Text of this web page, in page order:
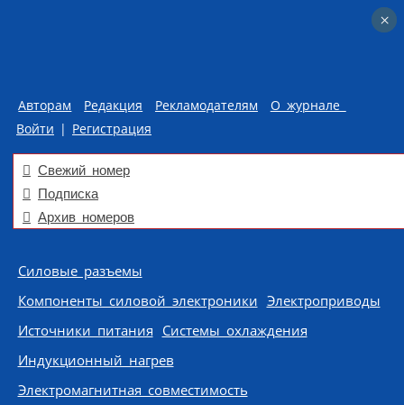
Авторам Редакция Рекламодателям
О журнале
Войти | Регистрация
Свежий номер
Подписка
Архив номеров
Skip to content
Силовые разъемы
Компоненты силовой электроники Электроприводы
Источники питания Системы охлаждения
Индукционный нагрев
Электромагнитная совместимость
×
×